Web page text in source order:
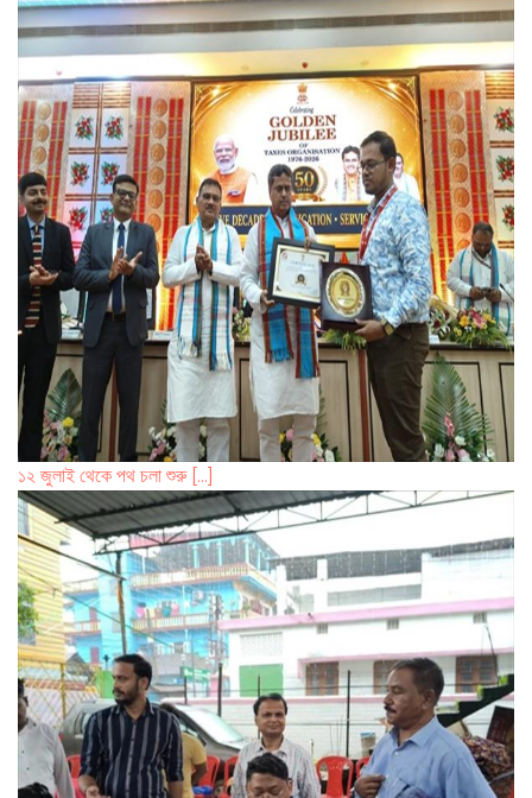
১২ জুলাই থেকে পথ চলা শুরু [...]